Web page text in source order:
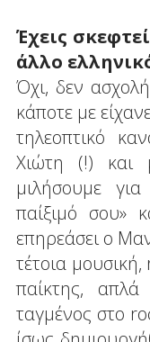
Έχεις
άλλο
Όχι, δεν
κάποτε με
τηλεοπτικό
Χιώτη (!) και
μιλήσουμε
παίξιμό σου»
επηρεάσει ο
τέτοια
παίκτης,
ταγμένος στο